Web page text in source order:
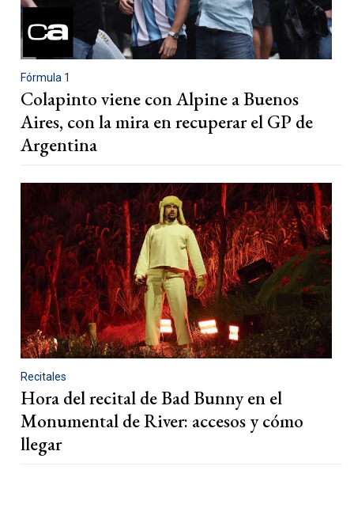
Fórmula 1
Colapinto viene con Alpine a Buenos
Aires, con la mira en recuperar el GP de
Argentina
Recitales
Hora del recital de Bad Bunny en el
Monumental de River: accesos y cómo
llegar